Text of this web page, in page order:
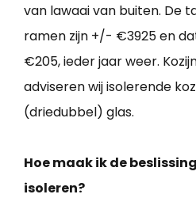
van lawaai van buiten. De
ramen zijn +/- €3925 en
€205, ieder jaar weer.
adviseren wij isolerende
(driedubbel) glas.
Hoe maak ik de
isoleren?